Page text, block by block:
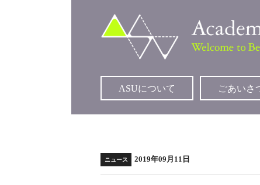
ASUについて ごあいさ
ニュース 2019年09月11日